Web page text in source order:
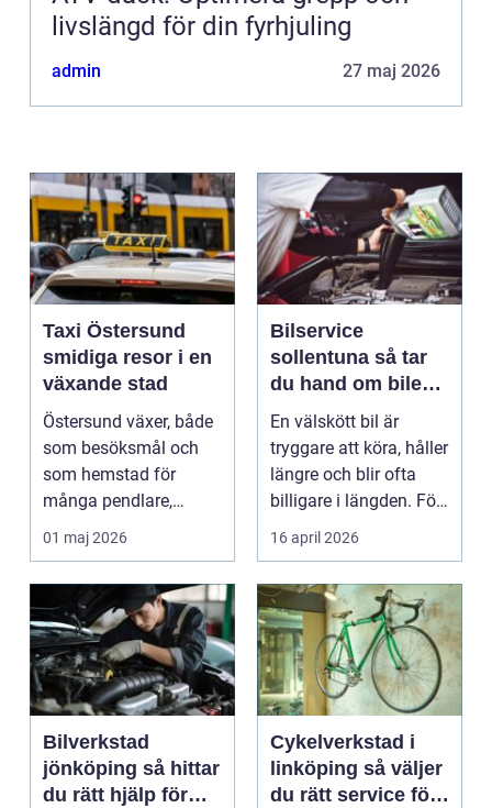
livslängd för din fyrhjuling
admin 27 maj 2026
Taxi Östersund
smidiga resor i en
växande stad
Östersund växer, både
som besöksmål och
som hemstad för
många pendlare,
studenter och
företagare. En...
01 maj 2026
Bilservice
sollentuna så tar
du hand om bilen
på ett smart sätt
En välskött bil är
tryggare att köra, håller
längre och blir ofta
billigare i längden. För
många bil...
16 april 2026
Bilverkstad
jönköping så hittar
du rätt hjälp för
Cykelverkstad i
linköping så väljer
du rätt service för